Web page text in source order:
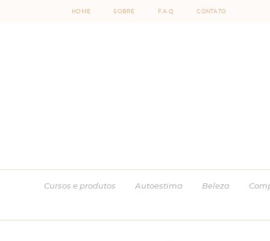
HOME SOBRE F.A.Q CONTATO
Cursos e produtos Autoestima Beleza